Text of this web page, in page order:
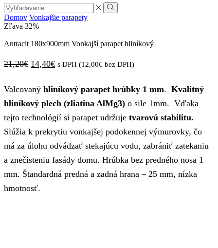
Search
input
Vyhľadávanie
Domov Vonkajšie parapety
Zľava 32%
Antracit 180x900mm Vonkajší parapet hliníkový
21,20€ Pôvodná
bola:
21,20€.
14,40€Aktuálna
je:
14,40€.
s DPH (12,00€ bez DPH)
Valcovaný hliníkový parapet hrúbky 1 mm. Kvalitný
hliníkový plech (zliatina AlMg3) o sile 1mm. Vďaka
tejto technológií si parapet udržuje tvarovú stabilitu.
Slúžia k prekrytiu vonkajšej podokennej výmurovky, čo
má za úlohu odvádzať stekajúcu vodu, zabrániť zatekaniu
a znečisteniu fasády domu. Hrúbka bez predného nosa 1
mm. Štandardná predná a zadná hrana – 25 mm, nízka
hmotnosť.